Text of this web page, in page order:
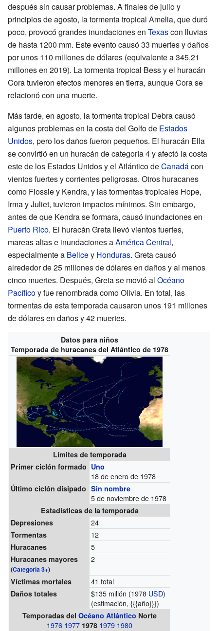
después sin causar problemas. A finales de julio y
principios de agosto, la tormenta tropical Amelia, que duró
poco, provocó grandes inundaciones en Texascon lluvias
de hasta 1200 mm. Este evento causó 33 muertes y daños
por unos 110 millones de dólares (equivalente a 345,21
millones en 2019). La tormenta tropical Bess y el huracán
Cora tuvieron efectos menores en tierra, aunque Cora se
relacionó con una muerte.
Más tarde, en agosto, la tormenta tropical Debra causó
algunos problemas en la costa del Golfo de Estados
Unidos, pero los daños fueron pequeños. El huracán Ella
se convirtió en un huracán de categoría 4 y afectó la costa
este de los Estados Unidos y el Atlántico deCanadácon
vientos fuertes y corrientes peligrosas. Otros huracanes
como Flossie y Kendra, y las tormentas tropicales Hope,
Irma y Juliet, tuvieron impactos mínimos. Sin embargo,
antes de que Kendra se formara, causó inundaciones en
Puerto Rico. El huracán Greta llevó vientos fuertes,
mareas altas e inundaciones aAmérica Central,
especialmente a Belicey Honduras. Greta causó
alrededor de 25 millones de dólares en daños y al menos
cinco muertes. Después, Greta se movió al Océano
Pacíficoy fue renombrada como Olivia. En total, las
tormentas de esta temporada causaron unos 191 millones
de dólares en daños y 42 muertes.
Datos para niños
Temporada de huracanes del Atlántico de 1978
Límites de temporada
Primer ciclón formado Uno
18 de enero de 1978
Último ciclón disipado Sin nombre
5 de noviembre de 1978
Estadísticas de la temporada
Depresiones
24
Tormentas 12
Huracanes 5
Huracanes mayores
(Categoría 3+)
2
Víctimas mortales 41 total
Daños totales $135 millón (1978 USD)
(estimación, {{{año}}})
Temporadas delOcéano Atlántico Norte
1976 1977 1978 1979 1980